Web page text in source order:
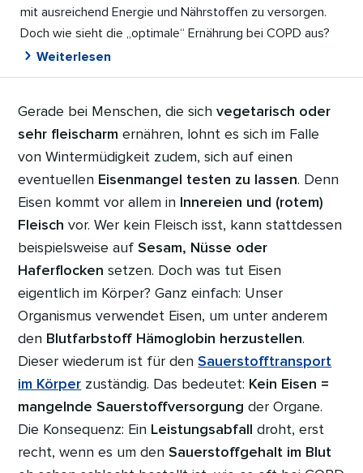
mit ausreichend Energie und Nährstoffen zu versorgen.
Doch wie sieht die „optimale“ Ernährung bei COPD aus?
Weiterlesen
Gerade bei Menschen, die sichvegetarisch oder
sehr fleischarm ernähren, lohnt es sich im Falle
von Wintermüdigkeit zudem, sich auf einen
eventuellen Eisenmangel testen zu lassen. Denn
Eisen kommt vor allem in Innereien und (rotem)
Fleisch vor. Wer kein Fleisch isst, kann stattdessen
beispielsweise aufSesam, Nüsse oder
Haferflocken setzen. Doch was tut Eisen
eigentlich im Körper? Ganz einfach: Unser
Organismus verwendet Eisen, um unter anderem
den Blutfarbstoff Hämoglobin herzustellen.
Dieser wiederum ist für denSauerstofftransport
im Körper zuständig. Das bedeutet: Kein Eisen =
mangelnde Sauerstoffversorgung der Organe.
Die Konsequenz: Ein Leistungsabfall droht, erst
recht, wenn es um denSauerstoffgehalt im Blut